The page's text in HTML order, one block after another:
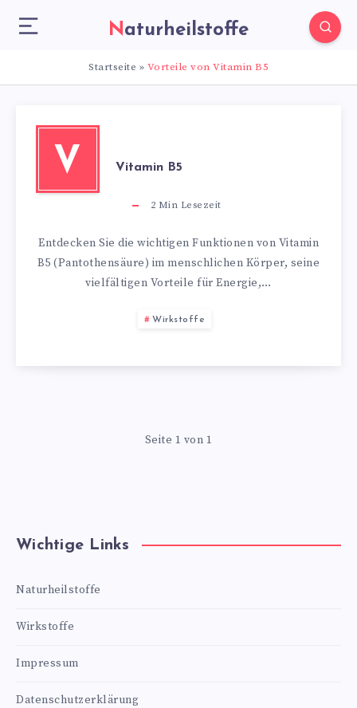
Naturheilstoffe
Startseite » Vorteile von Vitamin B5
V Vitamin B5
2 Min Lesezeit
Entdecken Sie die wichtigen Funktionen von Vitamin
B5 (Pantothensäure) im menschlichen Körper, seine
vielfältigen Vorteile für Energie,…
Wirkstoffe
Seite 1 von 1
Wichtige Links
Naturheilstoffe
Wirkstoffe
Impressum
Datenschutzerklärung